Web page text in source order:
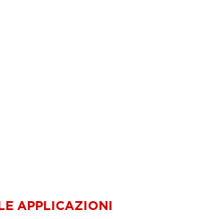
APPLICAZIONI